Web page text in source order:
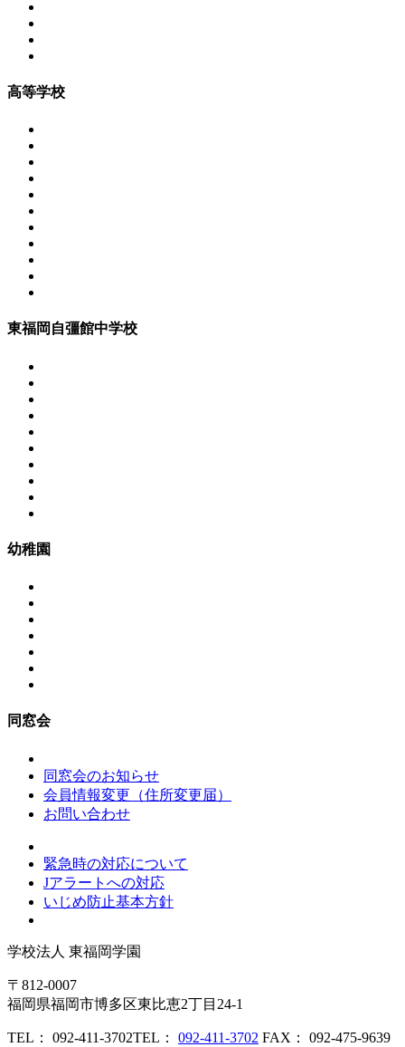
高等学校
東福岡自彊館中学校
幼稚園
同窓会
同窓会のお知らせ
会員情報変更（住所変更届）
お問い合わせ
緊急時の対応について
Jアラートへの対応
いじめ防止基本方針
学校法人 東福岡学園
〒812-0007
福岡県福岡市博多区東比恵2丁目24-1
TEL： 092-411-3702TEL： 092-411-3702 FAX： 092-475-9639